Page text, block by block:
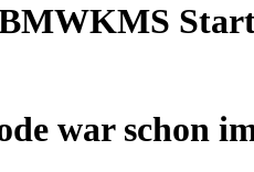
war schon